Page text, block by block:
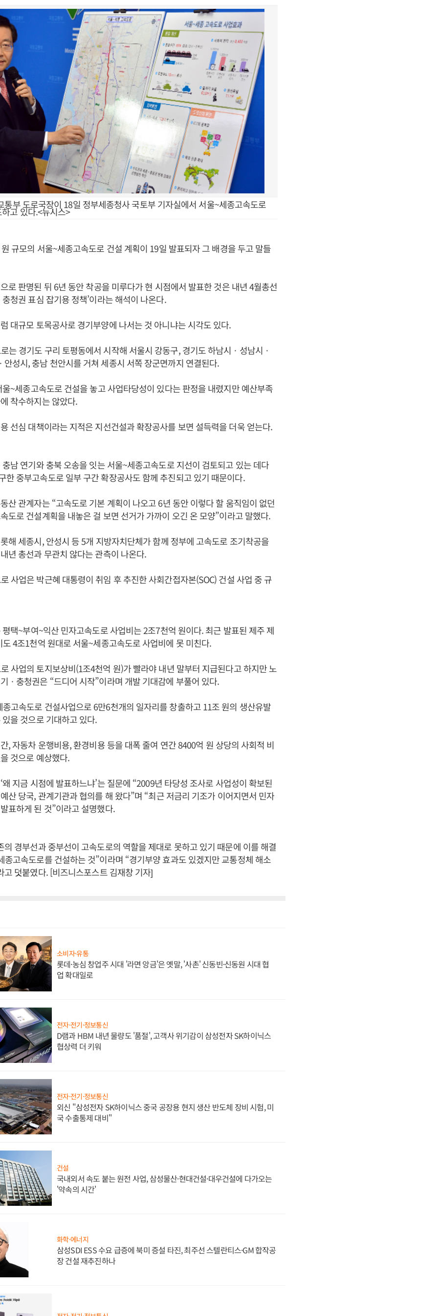
부 도로국장이 18일 정부세종청사 국토부 기자실에서 서울~세종고속도로
고 있다.<뉴시스>
규모의 서울~세종고속도로 건설 계획이 19일 발표되자 그 배경을 두고 말들
로 판명된 뒤 6년 동안 착공을 미루다가 현 시점에서 발표한 것은 내년 4월총선
청권 표심 잡기용 정책’이라는 해석이 나온다.
대규모 토목공사로 경기부양에 나서는 것 아니냐는 시각도 있다.
는 경기도 구리 토평동에서 시작해 서울시 강동구, 경기도 하남시ㆍ성남시ㆍ
안성시, 충남 천안시를 거쳐 세종시 서쪽 장군면까지 연결된다.
~세종고속도로 건설을 놓고 사업타당성이 있다는 판정을 내렸지만 예산부족
착수하지는 않았다.
선심 대책이라는 지적은 지선건설과 확장공사를 보면 설득력을 더욱 얻는다.
남 연기와 충북 오송을 잇는 서울~세종고속도로 지선이 검토되고 있는 데다
한 중부고속도로 일부 구간 확장공사도 함께 추진되고 있기 때문이다.
산 관계자는 “고속도로 기본 계획이 나오고 6년 동안 이렇다 할 움직임이 없던
도로 건설계획을 내놓은 걸 보면 선거가 가까이 오긴 온 모양”이라고 말했다.
해 세종시, 안성시 등 5개 지방자치단체가 함께 정부에 고속도로 조기착공을
년 총선과 무관치 않다는 관측이 나온다.
사업은 박근혜 대통령이 취임 후 추진한 사회간접자본(SOC) 건설 사업 중 규
택~부여~익산 민자고속도로 사업비는 2조7천억 원이다. 최근 발표된 제주 제
4조1천억 원대로 서울~세종고속도로 사업비에 못 미친다.
사업의 토지보상비(1조4천억 원)가 빨라야 내년 말부터 지급된다고 하지만 노
ㆍ충청권은 “드디어 시작”이라며 개발 기대감에 부풀어 있다.
고속도로 건설사업으로 6만6천개의 일자리를 창출하고 11조 원의 생산유발
을 것으로 기대하고 있다.
, 자동차 운행비용, 환경비용 등을 대폭 줄여 연간 8400억 원 상당의 사회적 비
것으로 예상했다.
왜 지금 시점에 발표하느냐’는 질문에 “2009년 타당성 조사로 사업성이 확보된
산 당국, 관계기관과 협의를 해 왔다”며 “최근 저금리 기조가 이어지면서 민자
표하게 된 것”이라고 설명했다.
의 경부선과 중부선이 고속도로의 역할을 제대로 못하고 있기 때문에 이를 해결
종고속도로를 건설하는 것”이라며 “경기부양 효과도 있겠지만 교통정체 해소
고 덧붙였다. [비즈니스포스트 김재창 기자]
소비자·유통
롯데·농심 창업주 시대 '라면 앙금'은 옛말, '사촌' 신동빈·신동원 시대 협
업 확대일로
전자·전기·정보통신
D램과 HBM 내년 물량도 '품절', 고객사 위기감이 삼성전자 SK하이닉스
협상력 더 키워
전자·전기·정보통신
외신 "삼성전자 SK하이닉스 중국 공장용 현지 생산 반도체 장비 시험, 미
국 수출통제 대비"
건설
국내외서 속도 붙는 원전 사업, 삼성물산·현대건설·대우건설에 다가오는
'약속의 시간'
화학·에너지
삼성SDI ESS 수요 급증에 북미 증설 타진, 최주선 스텔란티스·GM 합작공
장 건설 재추진하나